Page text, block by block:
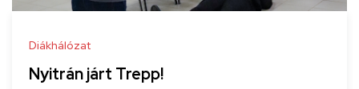
Diákhálózat
Nyitrán járt Trepp!